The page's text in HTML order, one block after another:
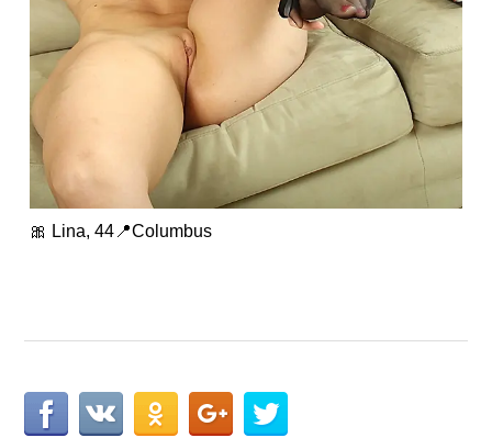
🎀 Lina, 44📍Columbus